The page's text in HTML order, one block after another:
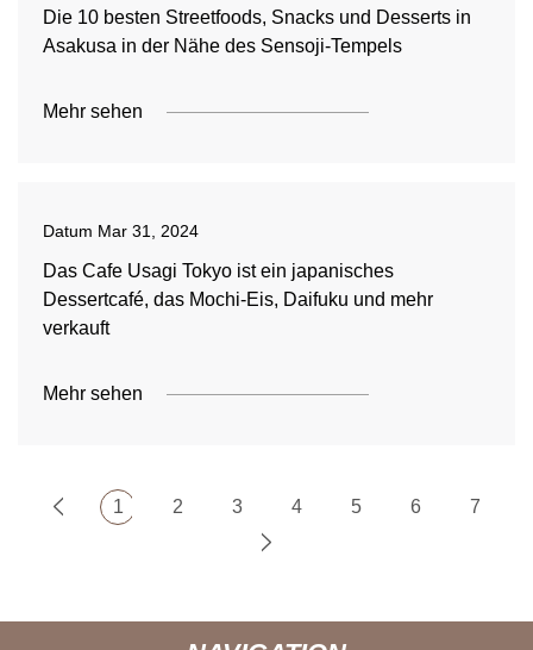
Die 10 besten Streetfoods, Snacks und Desserts in
Asakusa in der Nähe des Sensoji-Tempels
Mehr sehen
Datum Mar 31, 2024
Das Cafe Usagi Tokyo ist ein japanisches
Dessertcafé, das Mochi-Eis, Daifuku und mehr
verkauft
Mehr sehen
1 2 3 4 5 6 7